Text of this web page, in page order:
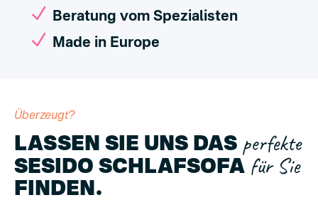
N Beratung vom Spezialisten
N Made in Europe
Überzeugt?
LASSEN SIE UNS DAS perfekte
SESIDO SCHLAFSOFA für Sie
FINDEN.